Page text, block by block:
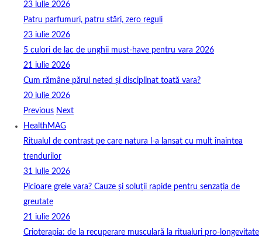
23 iulie 2026
Patru parfumuri, patru stări, zero reguli
23 iulie 2026
5 culori de lac de unghii must‑have pentru vara 2026
21 iulie 2026
Cum rămâne părul neted și disciplinat toată vara?
20 iulie 2026
Previous Next
HealthMAG
Ritualul de contrast pe care natura l-a lansat cu mult înaintea
trendurilor
31 iulie 2026
Picioare grele vara? Cauze și soluții rapide pentru senzația de
greutate
21 iulie 2026
Crioterapia: de la recuperare musculară la ritualuri pro‑longevitate